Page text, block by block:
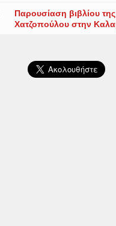
Παρουσίαση βιβλίου
Χατζοπούλου στην